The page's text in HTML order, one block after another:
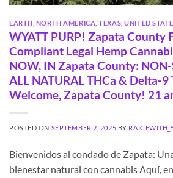
EARTH NORTH AMERICA ,TEXAS ,UNITED
WYATT PURP! Zapata County
Compliant Legal Hemp
NOW, IN Zapata County:
ALL NATURAL THCa & Delta-
Welcome, Zapata County! 21
POSTED ON SEPTEMBER 2, 2025 BY
Bienvenidos al condado de Zapata:
bienestar natural con cannabis Aquí,